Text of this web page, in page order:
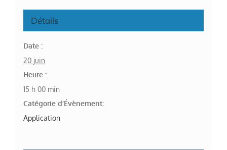
Détails
Date :
20 juin
Heure :
15 h 00 min
Catégorie d’Évènement:
Application